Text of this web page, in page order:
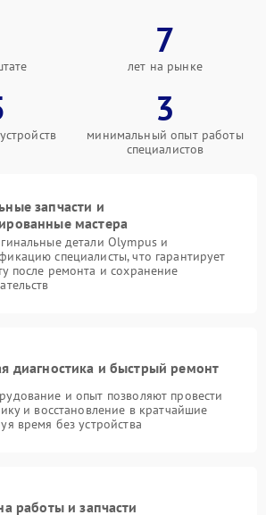
7
лет на рынке
3
минимальный опыт работы
специалистов
запчасти и
мастера
детали Olympus и
специалисты, что гарантирует
после ремонта и сохранение
диагностика и быстрый ремонт
и опыт позволяют провести
и восстановление в кратчайшие
время без устройства
работы и запчасти